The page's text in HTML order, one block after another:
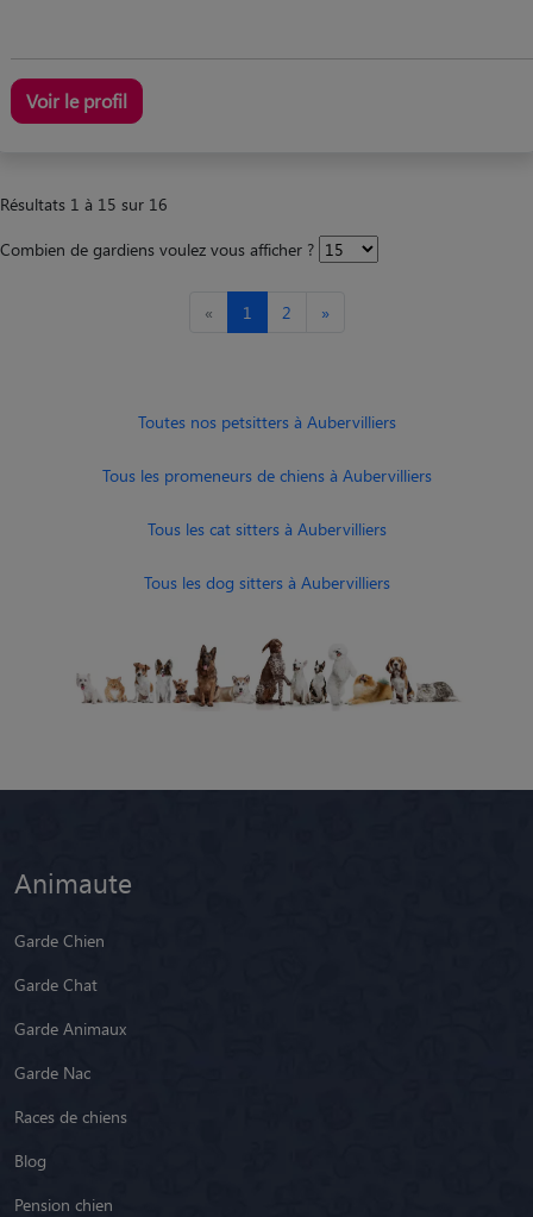
Voir le profil
Résultats 1 à 15 sur 16
Combien de gardiens voulez vous afficher ?
« 1 2 »
Toutes nos petsitters à Aubervilliers
Tous les promeneurs de chiens à Aubervilliers
Tous les cat sitters à Aubervilliers
Tous les dog sitters à Aubervilliers
Animaute
Garde Chien
Garde Chat
Garde Animaux
Garde Nac
Races de chiens
Blog
Pension chien